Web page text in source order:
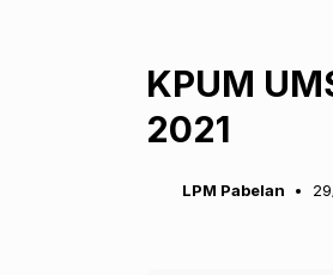
KPUM
2021
LPM Pabelan